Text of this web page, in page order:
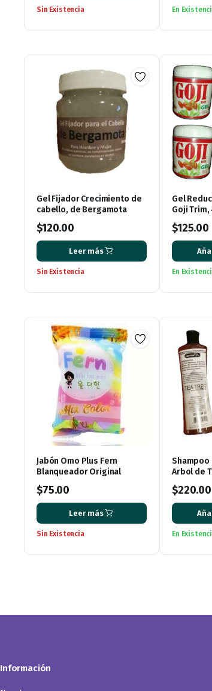
Sin Existencia En
Gel Fijador Crecimiento de
cabello, de Bergamota
$120.00
Leer más
Sin Existencia
Gel
Goji Trim,
$125.00
En
Jabón Omo Plus Fern
Blanqueador Original
$75.00
Leer más
Sin Existencia
Shampoo
Arbol de
500 ml
$220.00
En
Información